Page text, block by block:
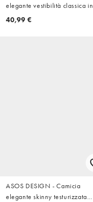
elegante vestibilità classica in
misto lino bianco
40,99 €
ASOS DESIGN - Camicia
elegante skinny testurizzata